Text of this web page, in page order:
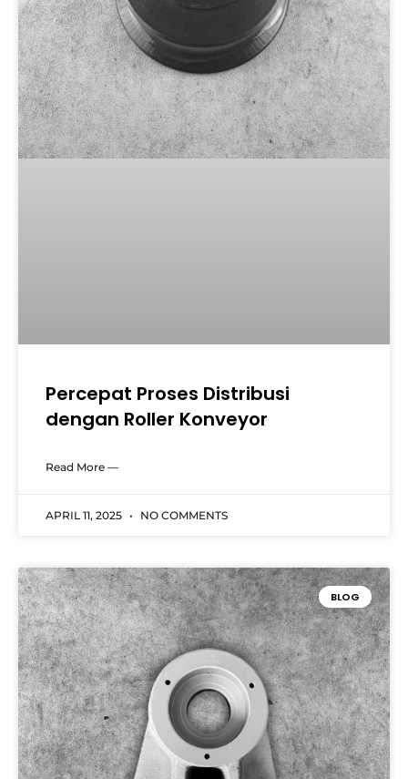
Percepat Proses Distribusi
dengan Roller Konveyor
Read More —
APRIL 11, 2025 NO COMMENTS
BLOG